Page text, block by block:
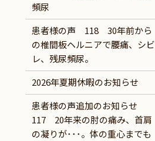
頻尿
患者様の声 118 30年前から
の椎間板ヘルニアで腰痛、シビ
レ、残尿頻尿。
2026年夏期休暇のお知らせ
患者様の声追加のお知らせ
117 20年来の肘の痛み、首肩
の凝りが･･･。体の重心までも